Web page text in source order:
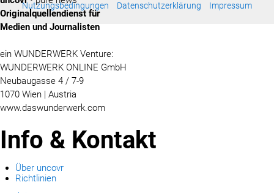
Nutzungsbedingungen
Datenschutzerklärung Impressum
Originalquellendienst für
Medien und Journalisten
ein WUNDERWERK Venture:
WUNDERWERK ONLINE GmbH
Neubaugasse 4 / 7-9
1070 Wien | Austria
www.daswunderwerk.com
Info & Kontakt
Über uncovr
Richtlinien